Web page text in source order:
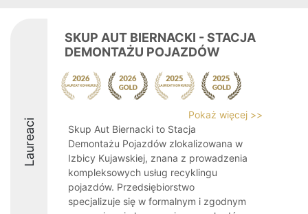
Laureaci
SKUP AUT BIERNACKI - STACJA
DEMONTAŻU POJAZDÓW
Pokaż więcej >>
Skup Aut Biernacki to Stacja
Demontażu Pojazdów zlokalizowana w
Izbicy Kujawskiej, znana z prowadzenia
kompleksowych usług recyklingu
pojazdów. Przedsiębiorstwo
specjalizuje się w formalnym i zgodnym